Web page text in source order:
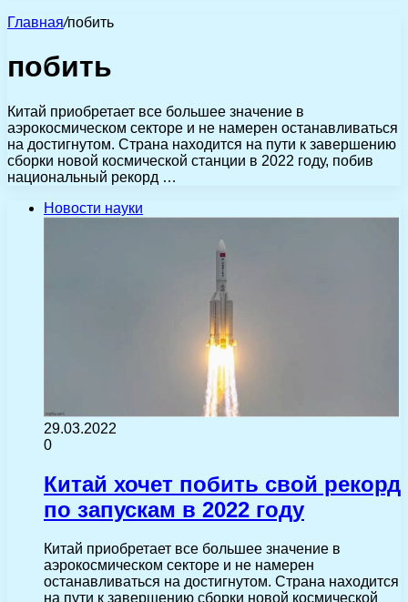
Главная/побить
побить
Китай приобретает все большее значение в
аэрокосмическом секторе и не намерен останавливаться
на достигнутом. Страна находится на пути к завершению
сборки новой космической станции в 2022 году, побив
национальный рекорд …
Новости науки
29.03.2022
0
Китай хочет побить свой рекорд
по запускам в 2022 году
Китай приобретает все большее значение в
аэрокосмическом секторе и не намерен
останавливаться на достигнутом. Страна находится
на пути к завершению сборки новой космической